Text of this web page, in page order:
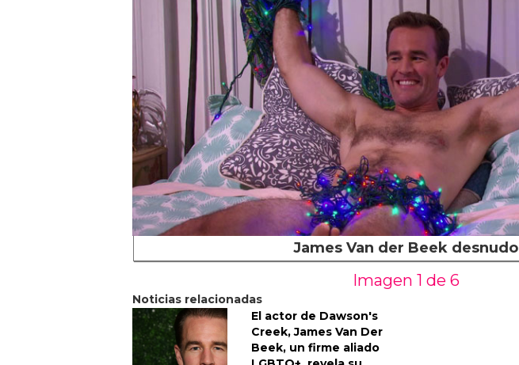
James Van der Beek desnudo
Imagen 1 de 6
Noticias relacionadas
El actor de Dawson's
Creek, James Van Der
Beek, un firme aliado